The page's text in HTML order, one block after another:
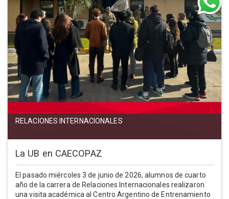
RELACIONES INTERNACIONALES
La UB en CAECOPAZ
El pasado miércoles 3 de junio de 2026, alumnos de cuarto
año de la carrera de Relaciones Internacionales realizaron
una visita académica al Centro Argentino de Entrenamiento